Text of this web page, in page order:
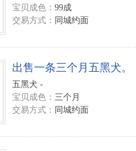
宝贝成色： 99成
交易方式： 同城约面
出售一条三个月五黑犬。
五黑犬 -
宝贝成色： 三个月
交易方式： 同城约面